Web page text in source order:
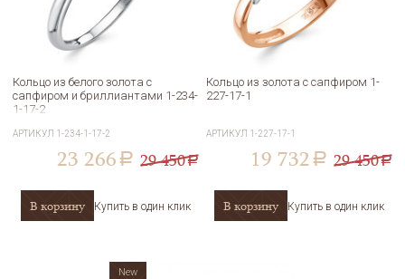
Кольцо из белого золота с
сапфиром и бриллиантами 1-234-
1-17-2
АРТИКУЛ 1-234-1-17-2
23 266 a 29 450a
В корзину Купить в один клик
Кольцо из золота с сапфиром 1-
227-17-1
АРТИКУЛ 1-227-17-1
19 732 a 29 450a
В корзину Купить в один клик
New